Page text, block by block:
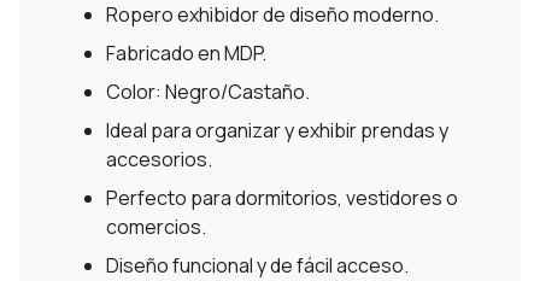
Ropero exhibidor de diseño moderno.
Fabricado en MDP.
Color: Negro/Castaño.
Ideal para organizar y exhibir prendas y
accesorios.
Perfecto para dormitorios, vestidores o
comercios.
Diseño funcional y de fácil acceso.